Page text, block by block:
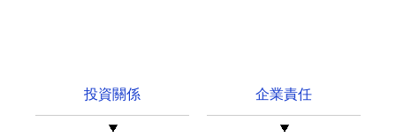
投資關係 企業責任